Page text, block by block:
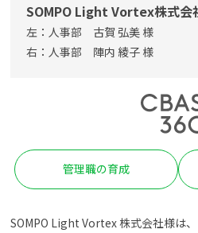
SOMPO Light Vortex株式会
左：人事部 古賀 弘美 様
右：人事部 陣内 綾子 様
管理職の育成
SOMPO Light Vortex 株式会社様は